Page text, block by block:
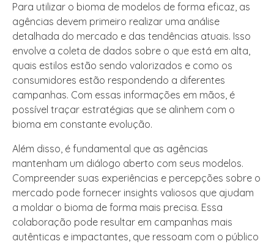
Para utilizar o bioma de modelos de forma eficaz, as
agências devem primeiro realizar uma análise
detalhada do mercado e das tendências atuais. Isso
envolve a coleta de dados sobre o que está em alta,
quais estilos estão sendo valorizados e como os
consumidores estão respondendo a diferentes
campanhas. Com essas informações em mãos, é
possível traçar estratégias que se alinhem com o
bioma em constante evolução.
Além disso, é fundamental que as agências
mantenham um diálogo aberto com seus modelos.
Compreender suas experiências e percepções sobre o
mercado pode fornecer insights valiosos que ajudam
a moldar o bioma de forma mais precisa. Essa
colaboração pode resultar em campanhas mais
autênticas e impactantes, que ressoam com o público